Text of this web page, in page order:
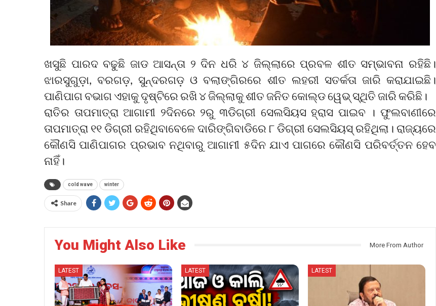
ଖସୁଛି ପାରଦ ବଢୁଛି ଜାଡ ଆସନ୍ତା ୨ ଦିନ ଧରି ୪ ଜିଲ୍ଲାରେ ପ୍ରବଳ ଶୀତ ସମ୍ଭାବନା ରହିଛି।
ଝାରସୁଗୁଡ଼ା, ବରଗଡ଼, ସୁନ୍ଦରଗଡ଼ ଓ ବଲାଙ୍ଗିରରେ ଶୀତ ଲହରୀ ସତର୍କତା ଜାରି କରାଯାଇଛି।
ପାଣିପାଗ ବଭାଗ ଏହାକୁ ଦୃଷ୍ଟିରେ ରଖି ୪ ଜିଲ୍ଲାକୁ ଶୀତ ଜନିତ କୋଲ୍ଡ ୱେଭ୍ ସ୍ଥିତି ଜାରି କରିଛି।
ରାତିର ତାପମାତ୍ରା ଆଗାମୀ ୨ଦିନରେ ୨ରୁ ୩ଡିଗ୍ରୀ ସେଲସିୟସ ହ୍ରାସ ପାଇବ । ଫୁଲବାଣୀରେ
ତାପମାତ୍ରା ୧୧ ଡିଗ୍ରୀ ରହିଥିବାବେଳେ ଦାରିଙ୍ଗିବାଡିରେ ୮ ଡିଗ୍ରୀ ସେଲସିୟସ୍ ରହିଥିଲା। ରାଜ୍ୟରେ
କୌଣସି ପାଣିପାଗର ପ୍ରଭାବ ନଥିବାରୁ ଆଗାମୀ ୫ଦିନ ଯାଏ ପାଗରେ କୌଣସି ପରିବର୍ତ୍ତନ ହେବ
ନାହିଁ।
cold wave winter
Share
You Might Also Like More From Author
LATEST LATEST LATEST